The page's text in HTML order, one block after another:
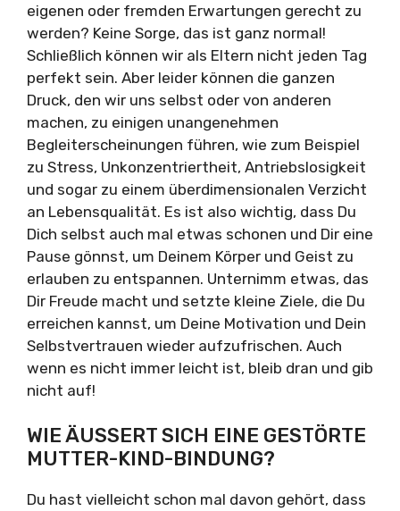
eigenen oder fremden Erwartungen gerecht zu
werden? Keine Sorge, das ist ganz normal!
Schließlich können wir als Eltern nicht jeden Tag
perfekt sein. Aber leider können die ganzen
Druck, den wir uns selbst oder von anderen
machen, zu einigen unangenehmen
Begleiterscheinungen führen, wie zum Beispiel
zu Stress, Unkonzentriertheit, Antriebslosigkeit
und sogar zu einem überdimensionalen Verzicht
an Lebensqualität. Es ist also wichtig, dass Du
Dich selbst auch mal etwas schonen und Dir eine
Pause gönnst, um Deinem Körper und Geist zu
erlauben zu entspannen. Unternimm etwas, das
Dir Freude macht und setzte kleine Ziele, die Du
erreichen kannst, um Deine Motivation und Dein
Selbstvertrauen wieder aufzufrischen. Auch
wenn es nicht immer leicht ist, bleib dran und gib
nicht auf!
WIE ÄUSSERT SICH EINE GESTÖRTE M
UTTER-KIND-BINDUNG?
Du hast vielleicht schon mal davon gehört, dass